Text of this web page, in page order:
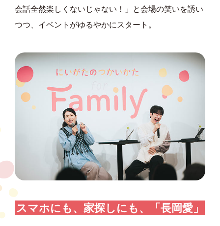
会話全然楽しくないじゃない！」と会場の笑いを誘い
つつ、イベントがゆるやかにスタート。
スマホにも、家探しにも、「長岡愛」